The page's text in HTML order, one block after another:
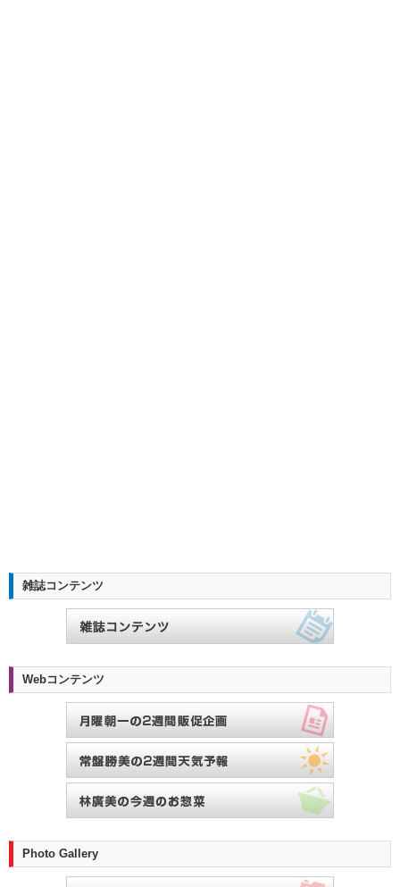
雑誌コンテンツ
Webコンテンツ
Photo Gallery